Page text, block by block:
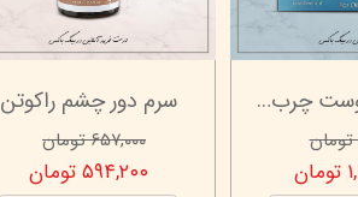
سرم دور چشم راکوتن
۶۵۷,۰۰۰ تومان
۵۹۴,۲۰۰ تومان
ژل آبرسان پوست چرب ویتابلا - 50 میلی لیتر